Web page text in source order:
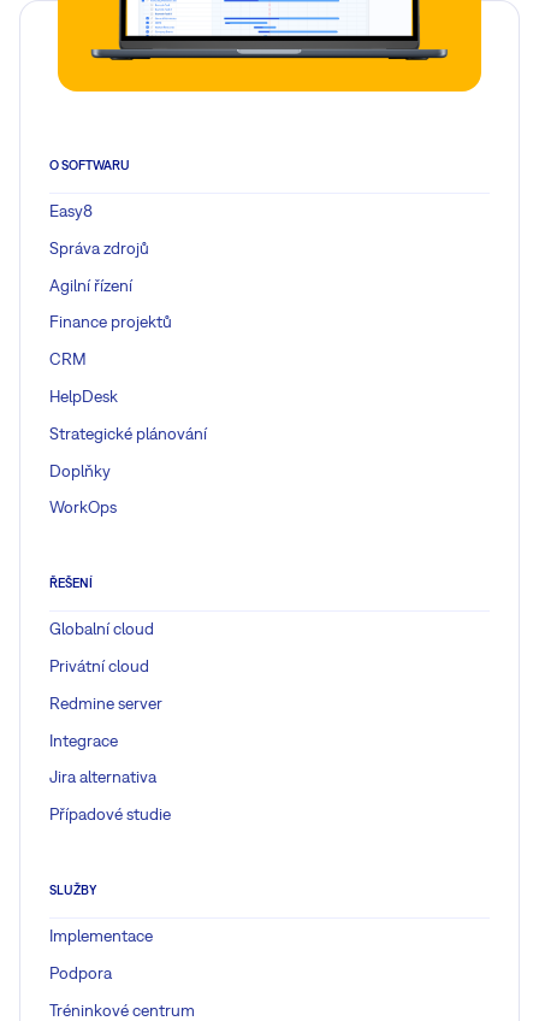
O SOFTWARU
Easy8
Správa zdrojů
Agilní řízení
Finance projektů
CRM
HelpDesk
Strategické plánování
Doplňky
WorkOps
ŘEŠENÍ
Globalní cloud
Privátní cloud
Redmine server
Integrace
Jira alternativa
Případové studie
SLUŽBY
Implementace
Podpora
Tréninkové centrum